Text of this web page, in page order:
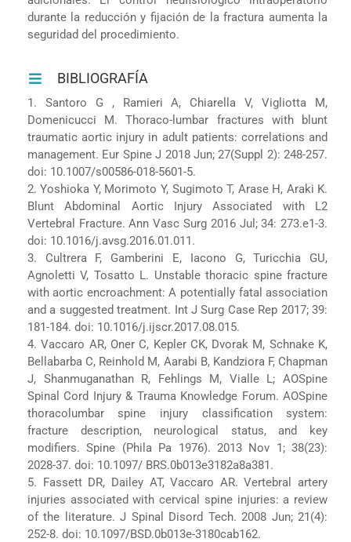
durante la reducción y fijación de la fractura aumenta la
seguridad del procedimiento.
BIBLIOGRAFÍA
1. Santoro G , Ramieri A, Chiarella V, Vigliotta M,
Domenicucci M. Thoraco-lumbar fractures with blunt
traumatic aortic injury in adult patients: correlations and
management. Eur Spine J 2018 Jun; 27(Suppl 2): 248-257.
doi: 10.1007/s00586-018-5601-5.
2. Yoshioka Y, Morimoto Y, Sugimoto T, Arase H, Araki K.
Blunt Abdominal Aortic Injury Associated with L2
Vertebral Fracture. Ann Vasc Surg 2016 Jul; 34: 273.e1-3.
doi: 10.1016/j.avsg.2016.01.011.
3. Cultrera F, Gamberini E, Iacono G, Turicchia GU,
Agnoletti V, Tosatto L. Unstable thoracic spine fracture
with aortic encroachment: A potentially fatal association
and a suggested treatment. Int J Surg Case Rep 2017; 39:
181-184. doi: 10.1016/j.ijscr.2017.08.015.
4. Vaccaro AR, Oner C, Kepler CK, Dvorak M, Schnake K,
Bellabarba C, Reinhold M, Aarabi B, Kandziora F, Chapman
J, Shanmuganathan R, Fehlings M, Vialle L; AOSpine
Spinal Cord Injury & Trauma Knowledge Forum. AOSpine
thoracolumbar spine injury classification system:
fracture description, neurological status, and key
modifiers. Spine (Phila Pa 1976). 2013 Nov 1; 38(23):
2028-37. doi: 10.1097/ BRS.0b013e3182a8a381.
5. Fassett DR, Dailey AT, Vaccaro AR. Vertebral artery
injuries associated with cervical spine injuries: a review
of the literature. J Spinal Disord Tech. 2008 Jun; 21(4):
252-8. doi: 10.1097/BSD.0b013e-3180cab162.